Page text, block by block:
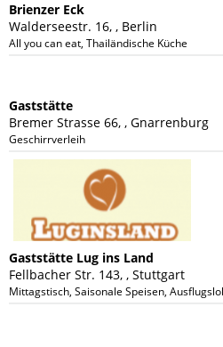
Brienzer Eck
Walderseestr. 16, , Berlin
All you can eat, Thailändische Küche
Gaststätte
Bremer Strasse 66, , Gnarrenburg
Geschirrverleih
Gaststätte Lug ins Land
Fellbacher Str. 143, , Stuttgart
Mittagstisch, Saisonale Speisen,